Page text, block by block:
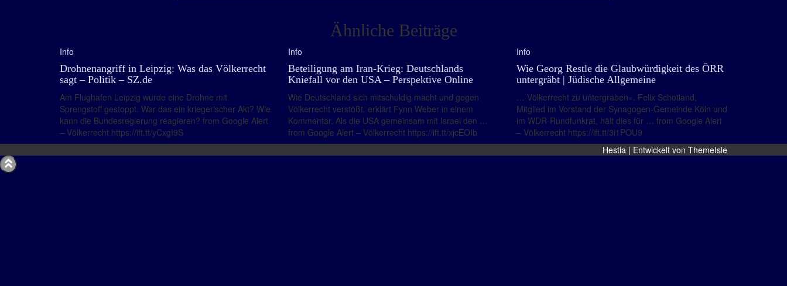
Ähnliche Beiträge
Info
Drohnenangriff in Leipzig: Was das Völkerrecht
sagt – Politik – SZ.de
Am Flughafen Leipzig wurde eine Drohne mit
Sprengstoff gestoppt. War das ein kriegerischer Akt? Wie
kann die Bundesregierung reagieren? from Google Alert
– Völkerrecht https://ift.tt/yCxgI9S
Info
Beteiligung am Iran-Krieg: Deutschlands
Kniefall vor den USA – Perspektive Online
Wie Deutschland sich mitschuldig macht und gegen
Völkerrecht verstößt, erklärt Fynn Weber in einem
Kommentar. Als die USA gemeinsam mit Israel den …
from Google Alert – Völkerrecht https://ift.tt/xjcEOIb
Info
Wie Georg Restle die Glaubwürdigkeit des ÖRR
untergräbt | Jüdische Allgemeine
… Völkerrecht zu untergraben«. Felix Schotland,
Mitglied im Vorstand der Synagogen-Gemeinde Köln und
im WDR-Rundfunkrat, hält dies für … from Google Alert
– Völkerrecht https://ift.tt/3i1POU9
Hestia | Entwickelt von ThemeIsle